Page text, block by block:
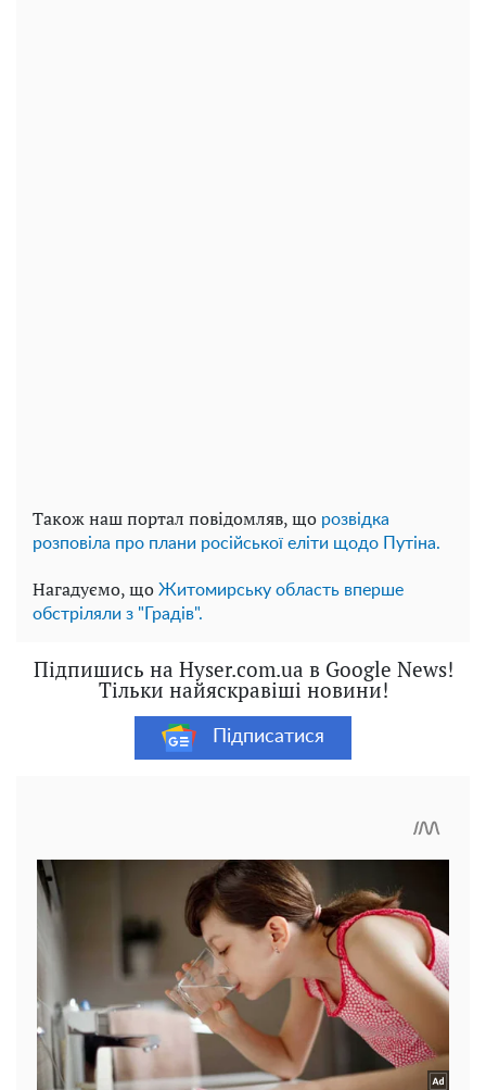
Також наш портал повідомляв, що розвідка
розповіла про плани російської еліти щодо Путіна.
Нагадуємо, що Житомирську область вперше
обстріляли з "Градів".
Підпишись на Hyser.com.ua в Google News!
Тільки найяскравіші новини!
Підписатися